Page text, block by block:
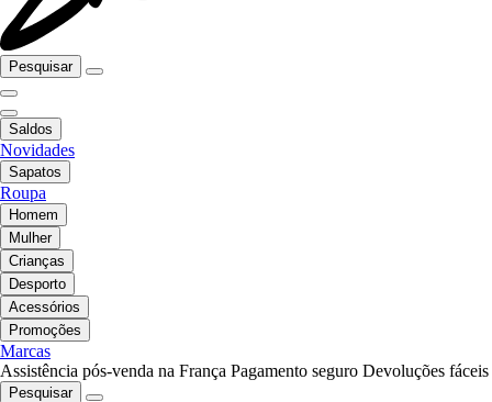
Pesquisar
Saldos
Novidades
Sapatos
Roupa
Homem
Mulher
Crianças
Desporto
Acessórios
Promoções
Marcas
Assistência pós-venda na França Pagamento seguro Devoluções fáceis
Pesquisar